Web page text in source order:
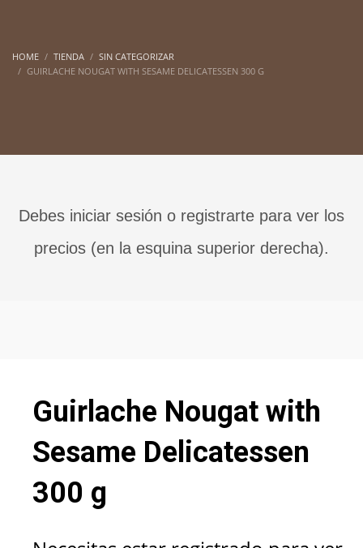
HOME TIENDA
SIN CATEGORIZAR
GUIRLACHE NOUGAT WITH SESAME DELICATESSEN 300 G
Debes iniciar sesión o registrarte para ver los
precios (en la esquina superior derecha).
Guirlache Nougat with
Sesame Delicatessen
300 g